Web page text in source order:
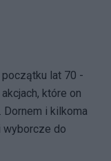
lat 70 -
które on
Dornem i kilkoma
wyborcze do